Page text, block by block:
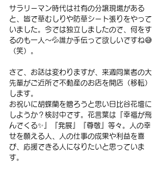
サラリーマン時代は社有の分譲現場がある
と、皆で草むしりや防草シート張りをやって
いました。今では独立しましたので、何をす
るのも一人～💦誰か手伝って欲しいですね😅
（笑）。
さて、お話は変わりますが、来週同業者の大
先輩がご近所で不動産のお店を開店（移転）
します。
お祝いに胡蝶蘭を贈ろうと思い日比谷花壇に
しようか？検討中です。花言葉は『幸福が飛
んでくる✨』『発展』『尊敬』等々。人の幸
せを願える人、人の仕事の成果や利益を喜
び、応援できる人になりたいと思っていま
す。